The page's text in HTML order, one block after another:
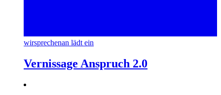
wirsprechenan lädt ein
Vernissage Anspruch 2.0